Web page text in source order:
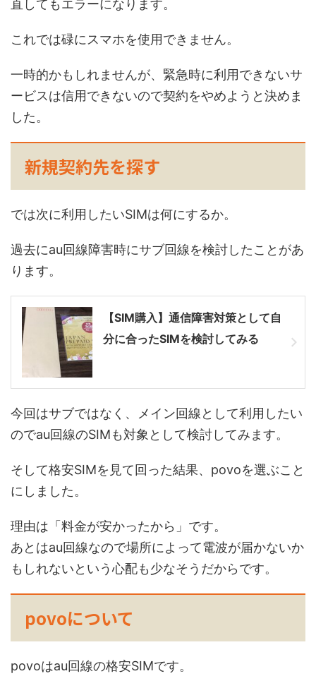
直してもエラーになります。
これでは碌にスマホを使用できません。
一時的かもしれませんが、緊急時に利用できないサ
ービスは信用できないので契約をやめようと決めま
した。
新規契約先を探す
では次に利用したいSIMは何にするか。
過去にau回線障害時にサブ回線を検討したことがあ
ります。
【SIM購入】通信障害対策として自
分に合ったSIMを検討してみる
今回はサブではなく、メイン回線として利用したい
のでau回線のSIMも対象として検討してみます。
そして格安SIMを見て回った結果、povoを選ぶこと
にしました。
理由は「料金が安かったから」です。
あとはau回線なので場所によって電波が届かないか
もしれないという心配も少なそうだからです。
povoについて
povoはau回線の格安SIMです。